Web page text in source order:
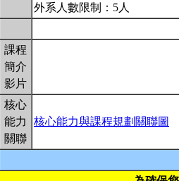
外系人數限制：5人
課程
簡介
影片
核心
能力
關聯
核心能力與課程規劃關聯圖